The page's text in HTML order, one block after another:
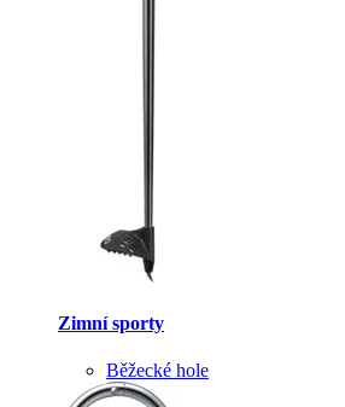
Zimní sporty
Běžecké hole